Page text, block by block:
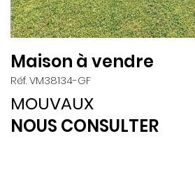
Maison à vendre
Réf. VM38134-GF
MOUVAUX
NOUS CONSULTER